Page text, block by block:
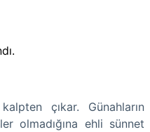
çıkar. Günahların
olmadığına ehli sünnet